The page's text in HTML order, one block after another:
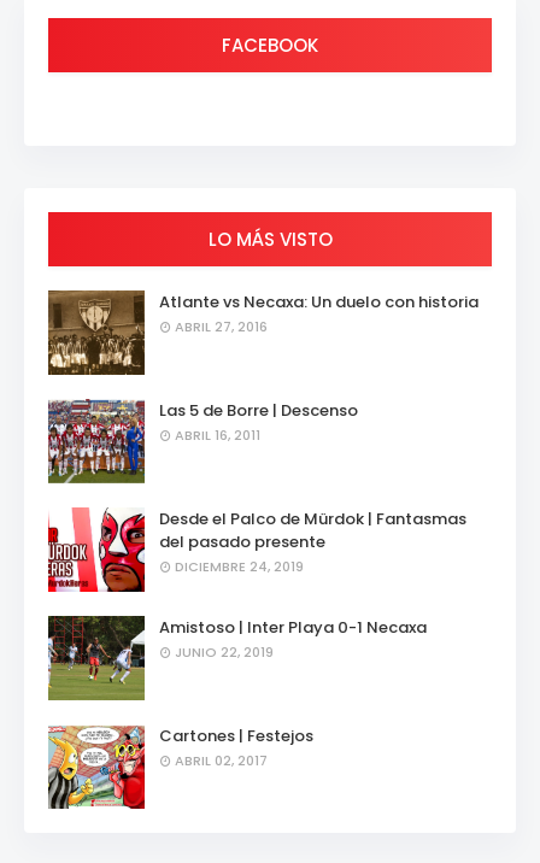
FACEBOOK
LO MÁS VISTO
Atlante vs Necaxa: Un duelo con historia
ABRIL 27, 2016
Las 5 de Borre | Descenso
ABRIL 16, 2011
Desde el Palco de Mürdok | Fantasmas
del pasado presente
DICIEMBRE 24, 2019
Amistoso | Inter Playa 0-1 Necaxa
JUNIO 22, 2019
Cartones | Festejos
ABRIL 02, 2017